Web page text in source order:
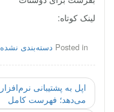
لینک کوتاه:
Posted in دسته‌بندی نشده
می‌دهد؛ فهرست کامل